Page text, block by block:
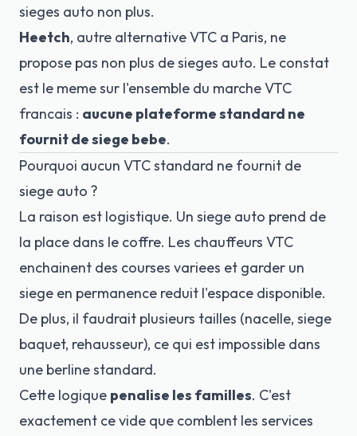
sieges auto non plus.
Heetch, autre alternative VTC a Paris, ne
propose pas non plus de sieges auto. Le constat
est le meme sur l'ensemble du marche VTC
francais : aucune plateforme standard ne
fournit de siege bebe.
Pourquoi aucun VTC standard ne fournit de
siege auto ?
La raison est logistique. Un siege auto prend de
la place dans le coffre. Les chauffeurs VTC
enchainent des courses variees et garder un
siege en permanence reduit l'espace disponible.
De plus, il faudrait plusieurs tailles (nacelle, siege
baquet, rehausseur), ce qui est impossible dans
une berline standard.
Cette logique penalise les familles. C'est
exactement ce vide que comblent les services